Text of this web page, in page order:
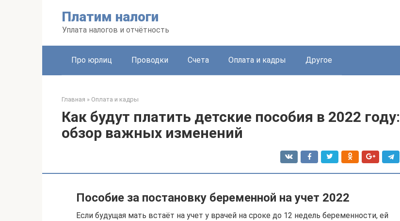
Платим налоги
Уплата налогов и отчётность
Про юрлиц Проводки Счета Оплата и кадры Другое
Главная » Оплата и кадры
Как будут платить детские пособия в 2022 году:
обзор важных изменений
Пособие за постановку беременной на учет 2022
Если будущая мать встаёт на учет у врачей на сроке до 12 недель беременности, ей